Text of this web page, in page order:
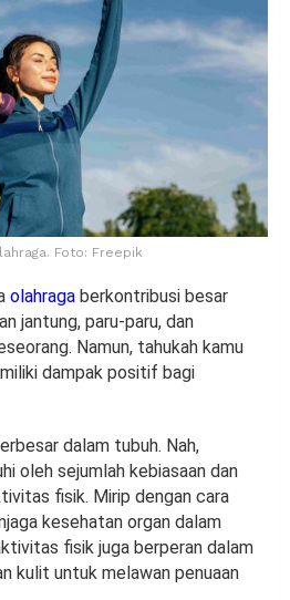
Foto: Freepik
olahraga berkontribusi besar
jantung, paru-paru, dan
Namun, tahukah kamu
dampak positif bagi
dalam tubuh. Nah,
oleh sejumlah kebiasaan dan
fisik. Mirip dengan cara
kesehatan organ dalam
fisik juga berperan dalam
kulit untuk melawan penuaan